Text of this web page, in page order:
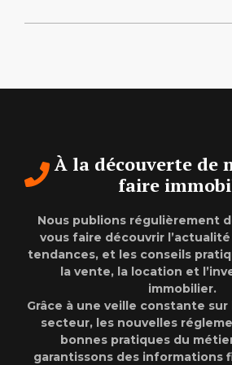
À la découverte de
faire
Nous publions régulièrement
vous faire découvrir
tendances, et les conseils
la vente, la location et
immobilier.
Grâce à une veille constante
secteur, les nouvelles
bonnes pratiques du
garantissons des informations